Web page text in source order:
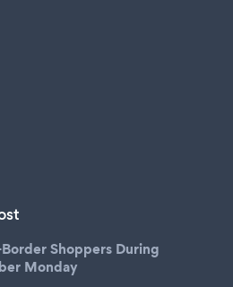
Shoppers During
Monday